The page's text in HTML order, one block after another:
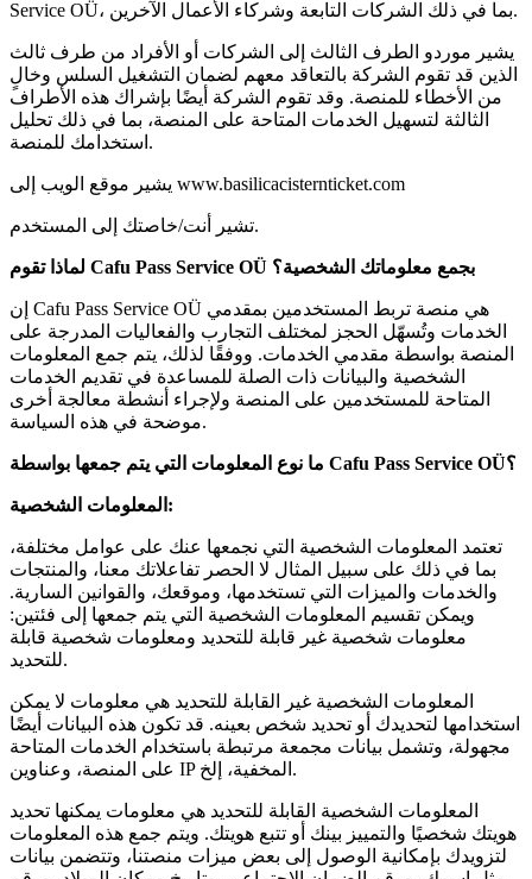
Service OÜ، بما في ذلك الشركات التابعة وشركاء الأعمال الآخرين.
يشير موردو الطرف الثالث إلى الشركات أو الأفراد من طرف ثالث
الذين قد تقوم الشركة بالتعاقد معهم لضمان التشغيل السلس وخالٍ
من الأخطاء للمنصة. وقد تقوم الشركة أيضًا بإشراك هذه الأطراف
الثالثة لتسهيل الخدمات المتاحة على المنصة، بما في ذلك تحليل
استخدامك للمنصة.
يشير موقع الويب إلى www.basilicacisternticket.com
تشير أنت/خاصتك إلى المستخدم.
Cafu Pass Service OÜ بجمع معلوماتك الشخصية؟
إن Cafu Pass Service OÜ هي منصة تربط المستخدمين بمقدمي
الخدمات وتُسهّل الحجز لمختلف التجارب والفعاليات المدرجة على
المنصة بواسطة مقدمي الخدمات. ووفقًا لذلك، يتم جمع المعلومات
الشخصية والبيانات ذات الصلة للمساعدة في تقديم الخدمات
المتاحة للمستخدمين على المنصة ولإجراء أنشطة معالجة أخرى
موضحة في هذه السياسة.
Cafu Pass Service OÜ؟
المعلومات الشخصية:
تعتمد المعلومات الشخصية التي نجمعها عنك على عوامل مختلفة،
بما في ذلك على سبيل المثال لا الحصر تفاعلاتك معنا، والمنتجات
والخدمات والميزات التي تستخدمها، وموقعك، والقوانين السارية.
ويمكن تقسيم المعلومات الشخصية التي يتم جمعها إلى فئتين:
معلومات شخصية غير قابلة للتحديد ومعلومات شخصية قابلة
للتحديد.
المعلومات الشخصية غير القابلة للتحديد هي معلومات لا يمكن
استخدامها لتحديدك أو تحديد شخص بعينه. قد تكون هذه البيانات أيضًا
مجهولة، وتشمل بيانات مجمعة مرتبطة باستخدام الخدمات المتاحة
على المنصة، وعناوين IP المخفية، إلخ.
المعلومات الشخصية القابلة للتحديد هي معلومات يمكنها تحديد
هويتك شخصيًا والتمييز بينك أو تتبع هويتك. ويتم جمع هذه المعلومات
لتزويدك بإمكانية الوصول إلى بعض ميزات منصتنا، وتتضمن بيانات